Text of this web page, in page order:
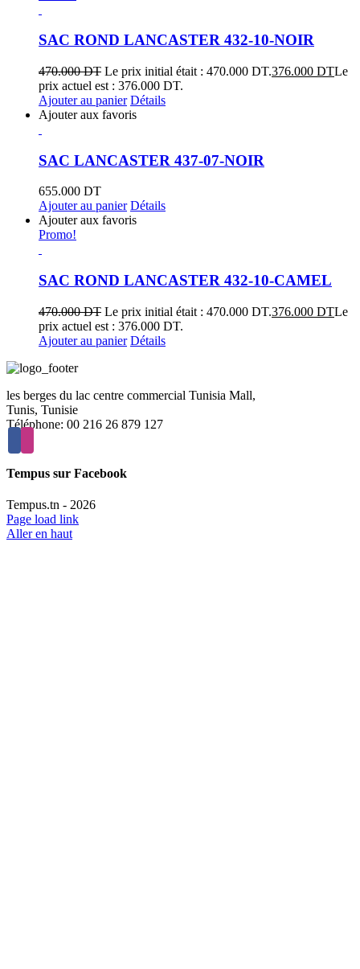
SAC ROND LANCASTER 432-10-NOIR
470.000DT Le prix initial était : 470.000 DT.376.000 DTLe
prix actuel est : 376.000 DT.
Ajouter au panier Détails
Ajouter aux favoris
SAC LANCASTER 437-07-NOIR
655.000 DT
Ajouter au panier Détails
Ajouter aux favoris
Promo!
SAC ROND LANCASTER 432-10-CAMEL
470.000DT Le prix initial était : 470.000 DT.376.000 DTLe
prix actuel est : 376.000 DT.
Ajouter au panier Détails
les berges du lac centre commercial Tunisia Mall,
Tunis, Tunisie
Téléphone: 00 216 26 879 127
Tempus sur Facebook
Tempus.tn - 2026
Page load link
Aller en haut